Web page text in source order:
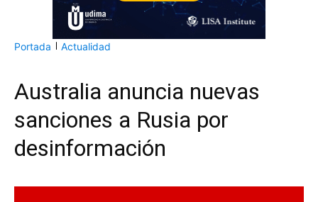
Portada Actualidad
Australia anuncia nuevas
sanciones a Rusia por
desinformación